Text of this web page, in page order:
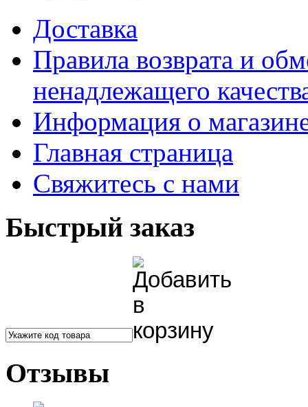
Доставка
Правила возврата и
ненадлежащего
Информация о
Главная страница
Свяжитесь с нами
Быстрый заказ
Отзывы